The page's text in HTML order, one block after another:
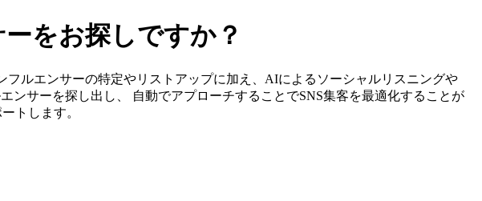
をお探しですか？
フルエンサーの特定やリストアップに加え、AIによるソーシャルリスニングや
ンサーを探し出し、 自動でアプローチすることでSNS集客を最適化することが
トします。